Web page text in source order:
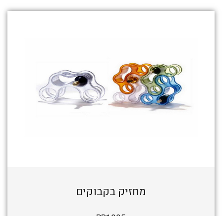
מחזיק בקבוקים